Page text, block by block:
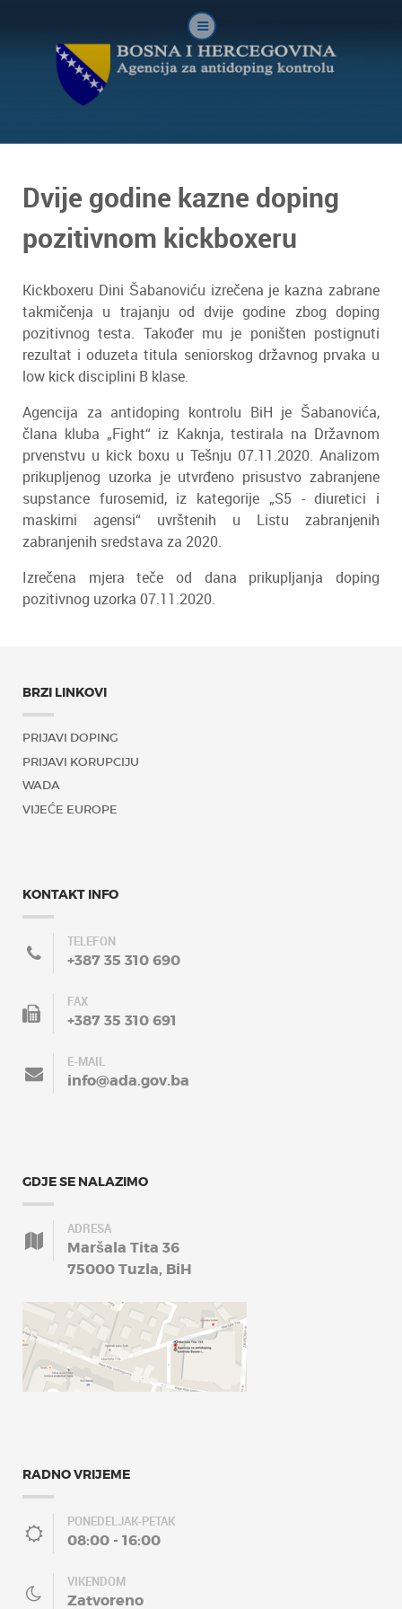
Dvije godine kazne doping
pozitivnom kickboxeru
Kickboxeru Dini Šabanoviću izrečena je kazna zabrane
takmičenja u trajanju od dvije godine zbog doping
pozitivnog testa. Također mu je poništen postignuti
rezultat i oduzeta titula seniorskog državnog prvaka u
low kick disciplini B klase.
Agencija za antidoping kontrolu BiH je Šabanovića,
člana kluba „Fight“ iz Kaknja, testirala na Državnom
prvenstvu u kick boxu u Tešnju 07.11.2020. Analizom
prikupljenog uzorka je utvrđeno prisustvo zabranjene
supstance furosemid, iz kategorije „S5 - diuretici i
maskirni agensi“ uvrštenih u Listu zabranjenih
zabranjenih sredstava za 2020.
Izrečena mjera teče od dana prikupljanja doping
pozitivnog uzorka 07.11.2020.
BRZI LINKOVI
PRIJAVI DOPING
PRIJAVI KORUPCIJU
WADA
VIJEĆE EUROPE
KONTAKT INFO
TELEFON
+387 35 310 690
FAX
+387 35 310 691
E-MAIL
info@ada.gov.ba
GDJE SE NALAZIMO
ADRESA
Maršala Tita 36
75000 Tuzla, BiH
RADNO VRIJEME
PONEDELJAK-PETAK
08:00 - 16:00
VIKENDOM
Zatvoreno